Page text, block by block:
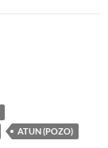
ATUN (POZO)